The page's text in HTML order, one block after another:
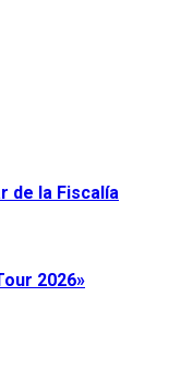
de la Fiscalía
2026»